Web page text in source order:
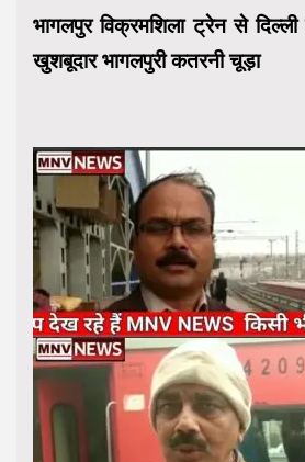
भागलपुर विक्रमशिला ट्रेन से दिल्ली
खुशबूदार भागलपुरी कतरनी चूड़ा